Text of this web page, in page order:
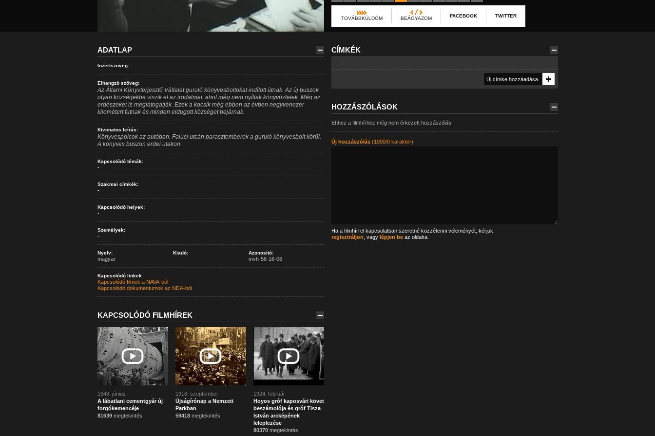
TOVÁBBKÜLDÖM BEÁGYAZOM FACEBOOK TWITTER
ADATLAP
Inzertszöveg:
Elhangzó szöveg:
Az Állami Könyvterjesztő Vállalat guruló könyvesboltokat indított útnak. Az új buszok
olyan községekbe viszik el az irodalmat, ahol még nem nyíltak könyvüzletek. Még az
erdészeket is meglátogatják. Ezek a kocsik még ebben az évben negyvenezer
kilométert futnak és minden eldugott községet bejárnak.
Kivonatos leírás:
Könyvespolcok az autóban. Falusi utcán parasztemberek a guruló könyvesbolt körül.
A könyves buszon erdei utakon.
Kapcsolódó témák:
-
Szakmai címkék:
-
Kapcsolódó helyek:
-
Személyek:
-
Nyelv:
magyar
Kiadó: Azonosító:
mvh-56-16-06
Kapcsolódó linkek
Kapcsolódó filmek a NAVA-ból
Kapcsolódó dokumentumok az NDA-ból
KAPCSOLÓDÓ FILMHÍREK
1948. június
A lábatlani cementgyár új
forgókemencéje
81639megtekintés
1918. szeptember
Újságírónap a Nemzeti
Parkban
59418megtekintés
1924. február
Hoyos gróf kaposvári követ
beszámolója és gróf Tisza
István arcképének
leleplezése
80370megtekintés
CÍMKÉK
-
HOZZÁSZÓLÁSOK
Ehhez a filmhírhez még nem érkezett hozzászólás.
Új hozzászólás(1000/0 karakter)
Ha a filmhírrel kapcsolatban szeretné közzétenni véleményét, kérjük,
regisztráljon , vagy lépjen beaz oldalra.